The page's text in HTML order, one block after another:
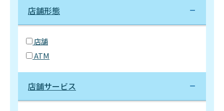
店舗形態
店舗
ATM
店舗サービス